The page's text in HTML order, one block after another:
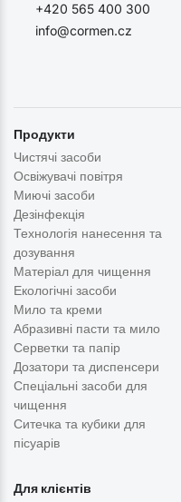
info@cormen.cz
+420 565 400 300
Продукти
Чистячі засоби
Освіжувачі повітря
Миючі засоби
Дезінфекція
Технологія нанесення та
дозування
Матеріал для чищення
Екологічні засоби
Мило та креми
Абразивні пасти та мило
Серветки та папір
Дозатори та диспенсери
Спеціальні засоби для
чищення
Ситечка та кубики для
пісуарів
Для клієнтів